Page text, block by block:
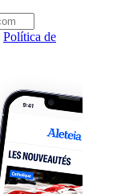
Política de